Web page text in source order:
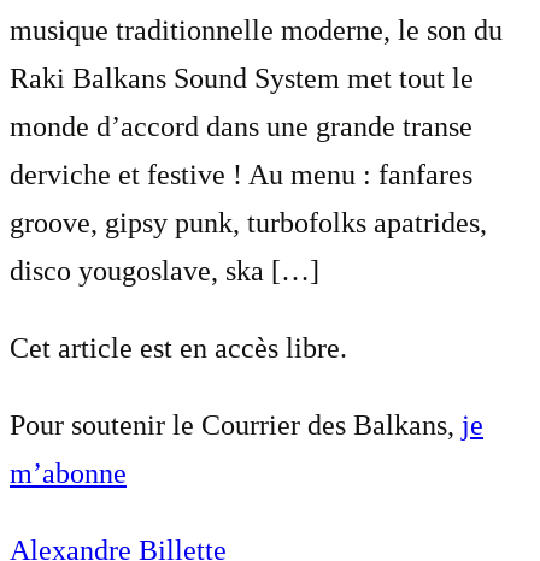
musique traditionnelle moderne, le son du
Raki Balkans Sound System met tout le
monde d’accord dans une grande transe
derviche et festive ! Au menu : fanfares
groove, gipsy punk, turbofolks apatrides,
disco yougoslave, ska […]
Cet article est en accès libre.
Pour soutenir le Courrier des Balkans, je
m’abonne
Alexandre Billette